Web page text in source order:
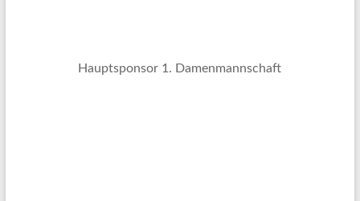
Hauptsponsor 1. Damenmannschaft